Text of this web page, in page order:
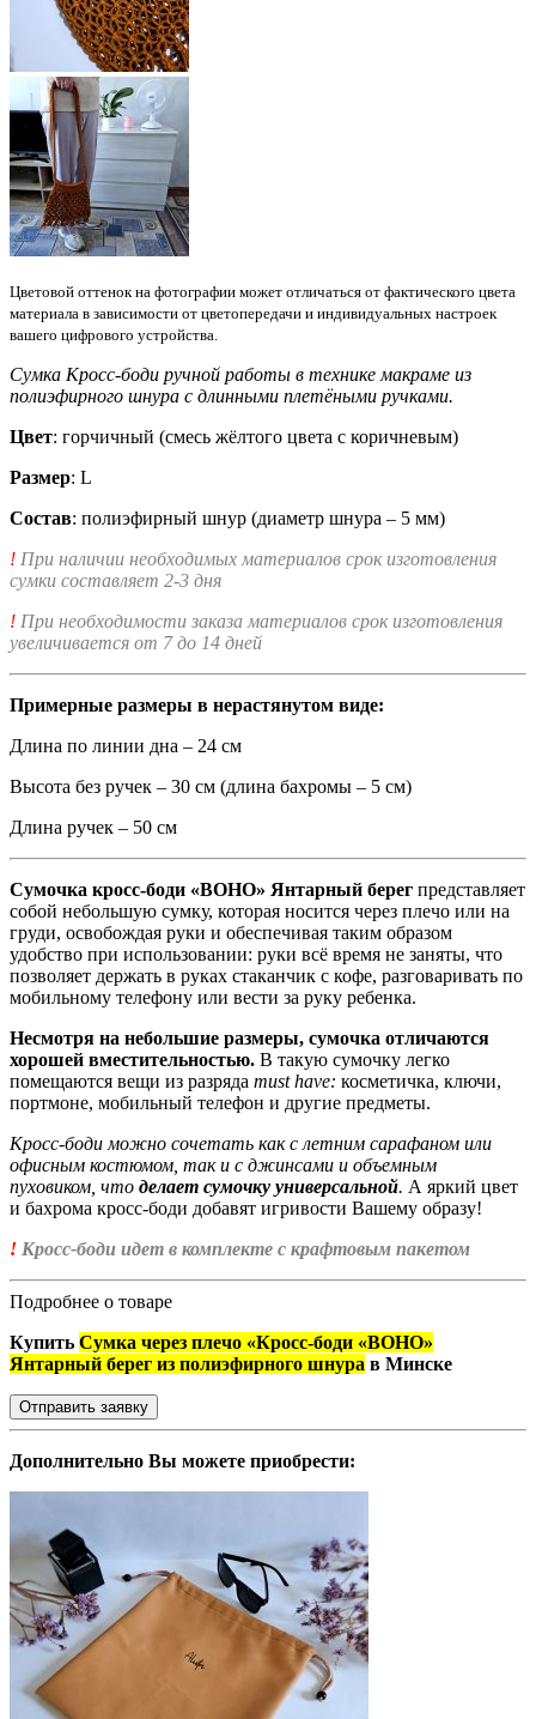
Цветовой оттенок на фотографии может отличаться от фактического цвета
материала в зависимости от цветопередачи и индивидуальных настроек
вашего цифрового устройства.
Сумка Кросс-боди ручной работы в технике макраме из
полиэфирного шнура с длинными плетёными ручками.
Цвет: горчичный (смесь жёлтого цвета с коричневым)
Размер: L
Состав: полиэфирный шнур (диаметр шнура – 5 мм)
! При наличии необходимых материалов срок изготовления
сумки составляет 2-3 дня
! При необходимости заказа материалов срок изготовления
увеличивается от 7 до 14 дней
Примерные размеры в нерастянутом виде:
Длина по линии дна – 24 см
Высота без ручек – 30 см (длина бахромы – 5 см)
Длина ручек – 50 см
Сумочка кросс-боди «BOHO» Янтарный берег представляет
собой небольшую сумку, которая носится через плечо или на
груди, освобождая руки и обеспечивая таким образом
удобство при использовании: руки всё время не заняты, что
позволяет держать в руках стаканчик с кофе, разговаривать по
мобильному телефону или вести за руку ребенка.
Несмотря на небольшие размеры, сумочка отличаются
хорошей вместительностью. В такую сумочку легко
помещаются вещи из разряда must have: косметичка, ключи,
портмоне, мобильный телефон и другие предметы.
Кросс-боди можно сочетать как с летним сарафаном или
офисным костюмом, так и с джинсами и объемным
пуховиком, что делает сумочку универсальной. А яркий цвет
и бахрома кросс-боди добавят игривости Вашему образу!
! Кросс-боди идет в комплекте с крафтовым пакетом
Подробнее о товаре
Купить Сумка через плечо «Кросс-боди «BOHO»
Янтарный берег из полиэфирного шнура в Минске
Отправить заявку
Дополнительно Вы можете приобрести: